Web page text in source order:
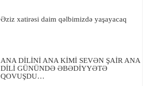
Əziz xatirəsi daim qəlbimizdə yaşayacaq
ANA DİLİNİ ANA KİMİ SEVƏN ŞAİR ANA
DİLİ GÜNÜNDƏ ƏBƏDİYYƏTƏ
QOVUŞDU…